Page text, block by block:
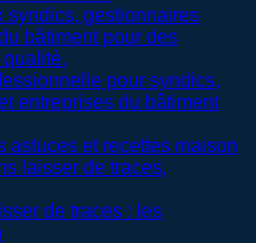
pour syndics,
entreprises du bâtiment
de traces : les